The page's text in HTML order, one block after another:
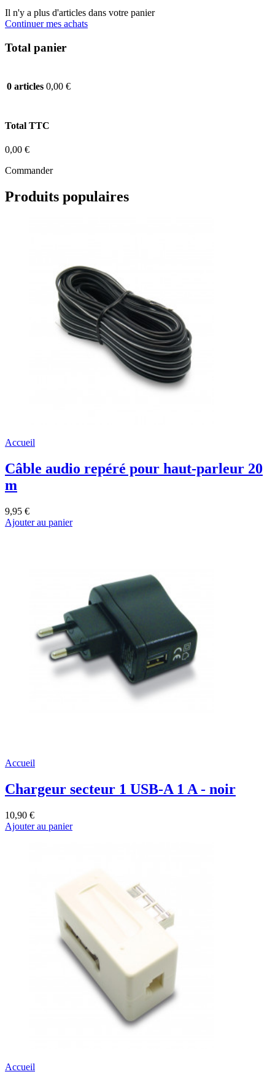
Il n'y a plus d'articles dans votre panier
Continuer mes achats
Total panier
0 articles 0,00 €
Total TTC
0,00 €
Commander
Produits populaires
Accueil
Câble audio repéré pour haut-parleur 20
m
9,95 €
Ajouter au panier
Accueil
Chargeur secteur 1 USB-A 1 A - noir
10,90 €
Ajouter au panier
Accueil